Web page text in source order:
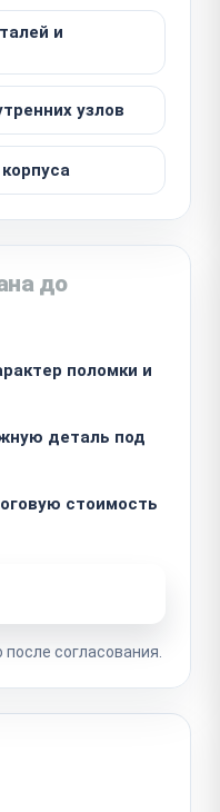
и
узлов
до
поломки и
деталь под
стоимость
согласования.